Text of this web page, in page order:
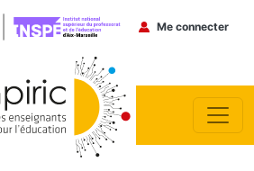
Menu du
Me connecter